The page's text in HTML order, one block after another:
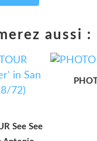
aussi :
See See